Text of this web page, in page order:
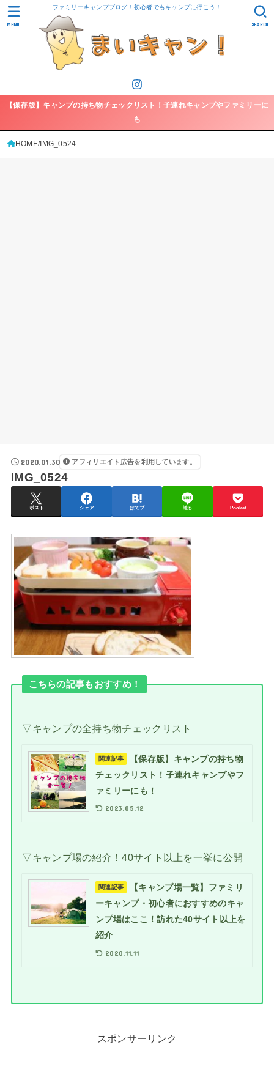
ファミリーキャンプブログ！初心者でもキャンプに行こう！
SEARCH
MENU
【保存版】キャンプの持ち物チェックリスト！子連れキャンプやファミリーに
も
HOME IMG_0524
2020.01.30 アフィリエイト広告を利用しています。
IMG_0524
ポスト シェア はてブ 送る Pocket
こちらの記事もおすすめ！
▽キャンプの全持ち物チェックリスト
関連記事
【保存版】キャンプの持ち物
チェックリスト！子連れキャンプやフ
ァミリーにも！
2023.05.12
▽キャンプ場の紹介！40サイト以上を一挙に公開
関連記事
【キャンプ場一覧】ファミリ
ーキャンプ・初心者におすすめのキャ
ンプ場はここ！訪れた40サイト以上を
紹介
2020.11.11
スポンサーリンク